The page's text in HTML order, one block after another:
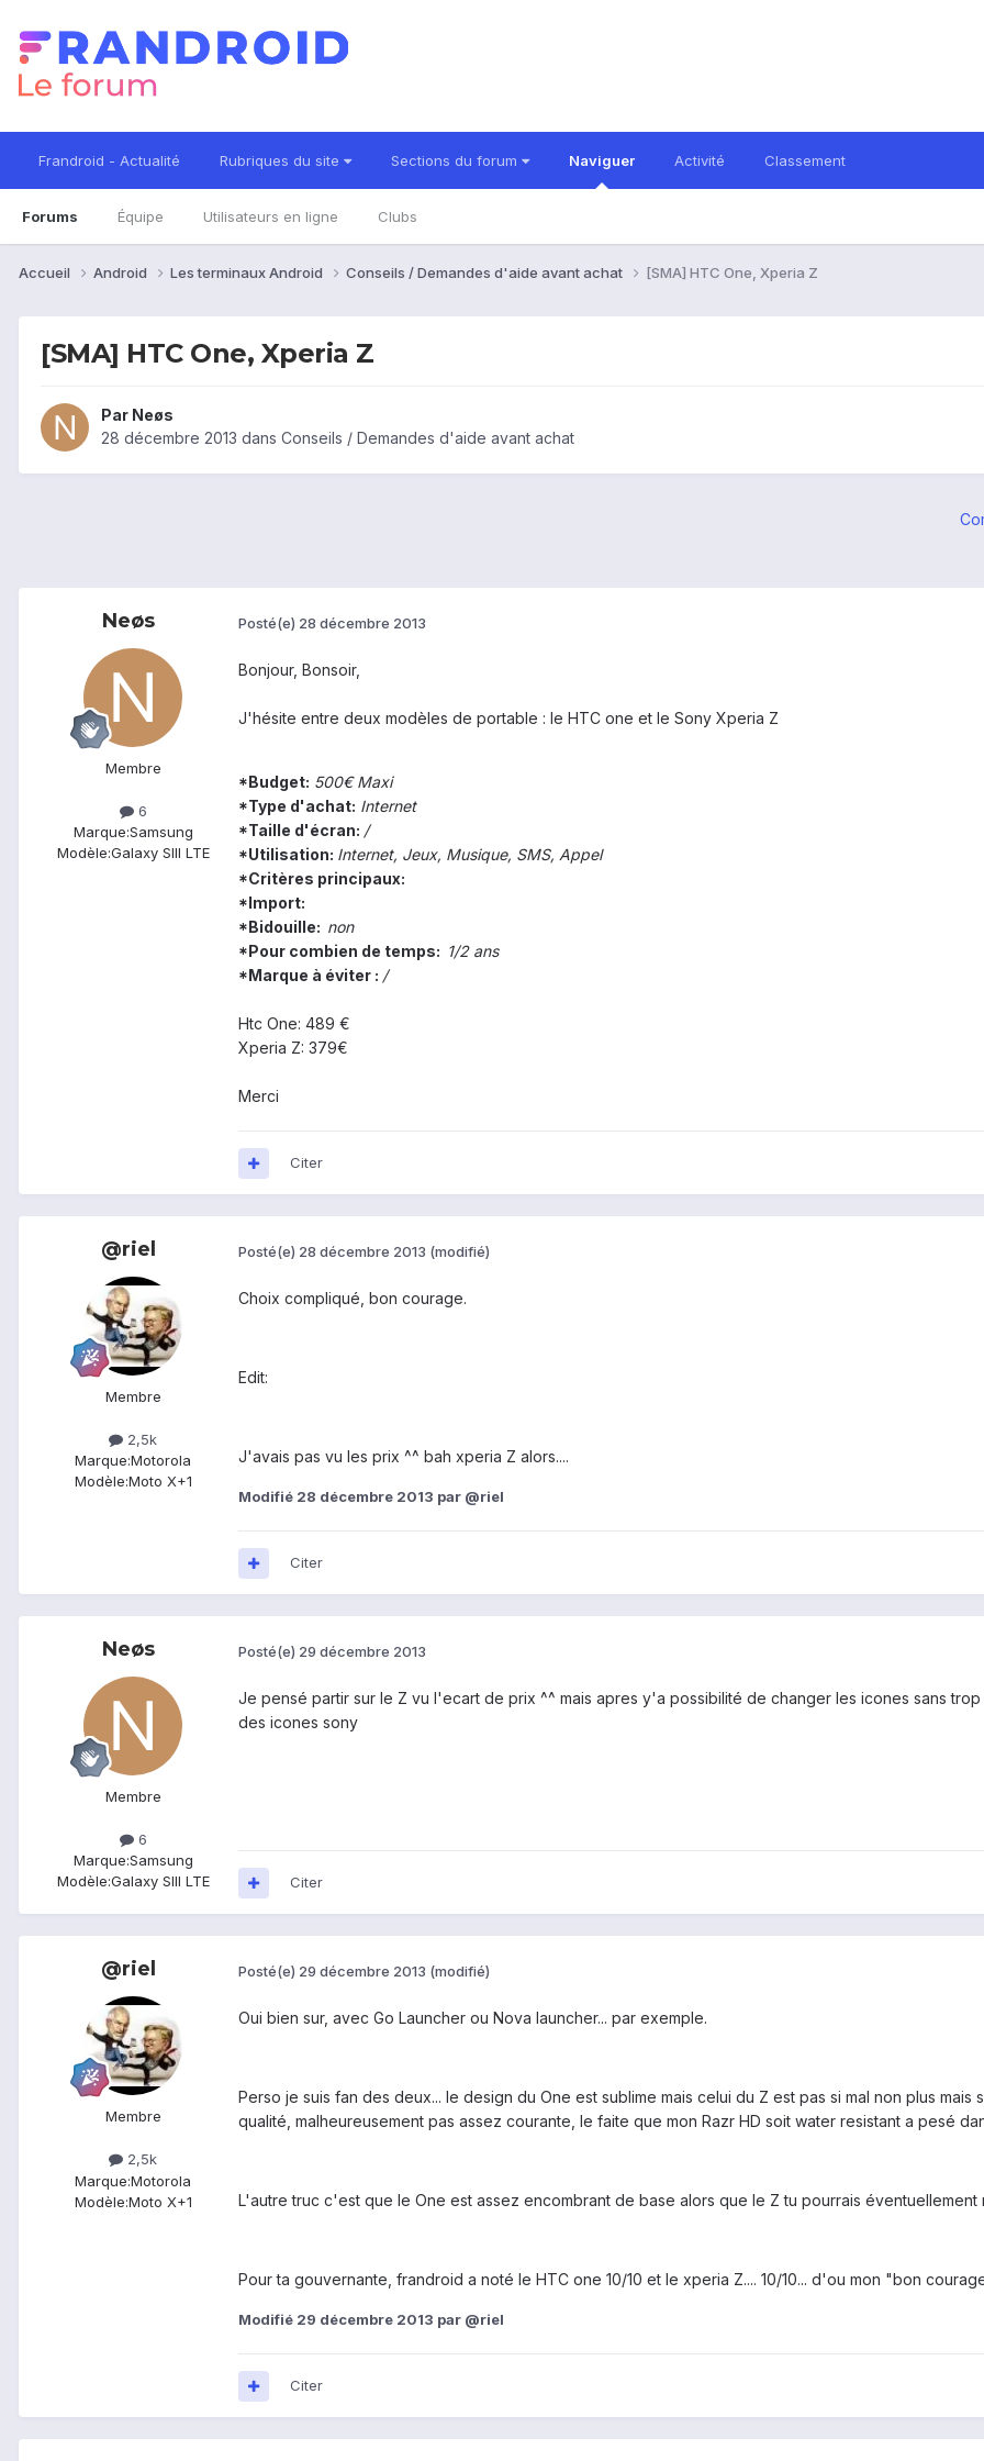
Frandroid - Actualité Rubriques du site Sections du forum Naviguer
Forums Équipe Utilisateurs en ligne Clubs
Activité Classement
Accueil Android Les terminaux Android Conseils / Demandes d'aide avant achat [SMA] HTC One, Xperia Z
[SMA] HTC One, Xperia Z
Par Neøs
28 décembre 2013 dans Conseils / Demandes d'aide avant achat
Neøs
Membre
6
Marque:Samsung
Modèle:Galaxy SIII LTE
Posté(e) 28 décembre 2013
Bonjour, Bonsoir,
J'hésite entre deux modèles de portable : le HTC one et le Sony Xperia Z
*Budget: 500€ Maxi
*Type d'achat: Internet
*Taille d'écran: /
*Utilisation: Internet, Jeux, Musique, SMS, Appel
*Critères principaux:
*Import:
*Bidouille: non
*Pour combien de temps: 1/2 ans
*Marque à éviter : /
Htc One: 489 €
Xperia Z: 379€
Merci
Citer
@riel
Membre
2,5k
Marque:Motorola
Modèle:Moto X+1
Posté(e) 28 décembre 2013 (modifié)
Choix compliqué, bon courage.
Edit:
J'avais pas vu les prix ^^ bah xperia Z alors....
Modifié 28 décembre 2013 par @riel
Citer
Neøs
Membre
6
Marque:Samsung
Modèle:Galaxy SIII LTE
Posté(e) 29 décembre 2013
Je pensé partir sur le Z vu l'ecart de prix ^^ mais apres y'a possibilité de changer les icones sans
des icones sony
Citer
@riel
Membre
2,5k
Marque:Motorola
Modèle:Moto X+1
Posté(e) 29 décembre 2013 (modifié)
Oui bien sur, avec Go Launcher ou Nova launcher... par exemple.
Perso je suis fan des deux... le design du One est sublime mais celui du Z est pas si mal non plus
qualité, malheureusement pas assez courante, le faite que mon Razr HD soit water resistant a pesé
L'autre truc c'est que le One est assez encombrant de base alors que le Z tu pourrais
Pour ta gouvernante, frandroid a noté le HTC one 10/10 et le xperia Z.... 10/10... d'ou mon "bon
Modifié 29 décembre 2013 par @riel
Citer